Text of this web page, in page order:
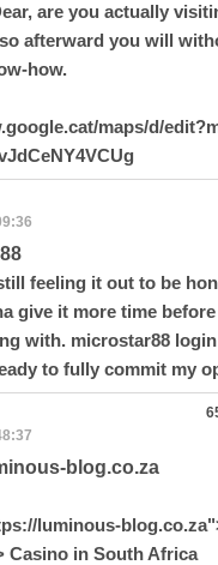
are you actually
afterward you will
how.
maps/d/
feeling it out to be
give it more time
with. microstar88 login
to fully commit my
blog.co.za
luminous-
Casino in South Africa